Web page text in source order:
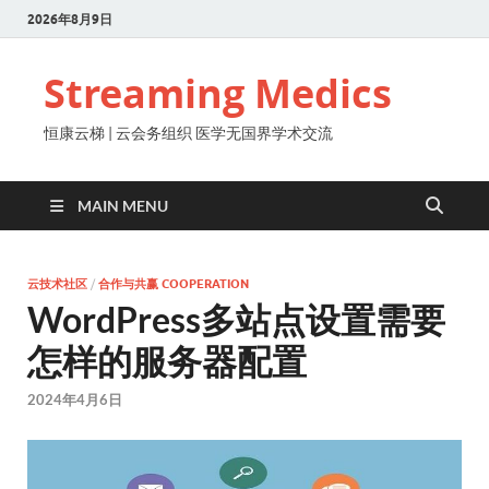
2026年8月9日
Streaming Medics
恒康云梯 | 云会务组织 医学无国界学术交流
MAIN MENU
云技术社区 / 合作与共赢 COOPERATION
WordPress多站点设置需要
怎样的服务器配置
2024年4月6日